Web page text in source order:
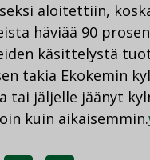
aloitettiin,
häviää 90
käsittelystä
takia Ekokemin
tai jäljelle jäänyt
kuin aikaisemmin.